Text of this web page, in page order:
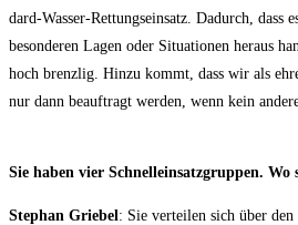
dard-Was­ser-Ret­tungs­ein­satz. Dadurch, dass
beson­de­ren Lagen oder Situa­tio­nen her­aus
hoch brenz­lig. Hin­zu kommt, dass wir als
nur dann beauf­tragt wer­den, wenn kein
Sie haben vier Schnell­ein­satz­grup­pen. Wo
Ste­phan Grie­bel : Sie ver­tei­len sich über